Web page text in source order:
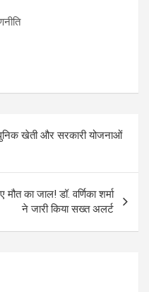
खेती और सरकारी योजनाओं
का जाल! डॉ. वर्णिका शर्मा
ने जारी किया सख्त अलर्ट